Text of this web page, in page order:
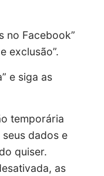
no Facebook”
exclusão”.
e siga as
temporária
dados e
quiser.
as